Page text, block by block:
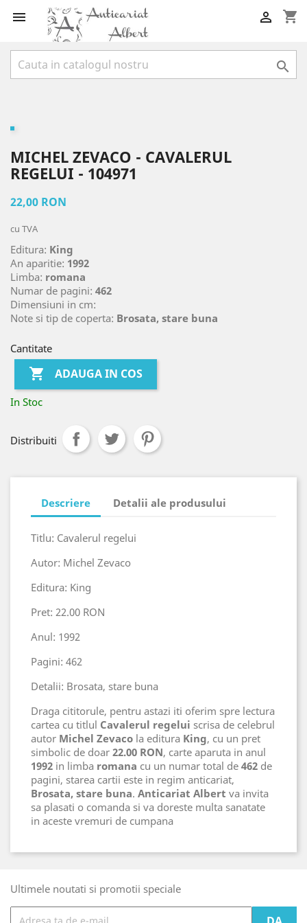
 shopping_cart


MICHEL ZEVACO - CAVALERUL
REGELUI - 104971
22,00 RON
cu TVA
Editura: King
An aparitie: 1992
Limba: romana
Numar de pagini: 462
Dimensiuni in cm:
Note si tip de coperta: Brosata, stare buna
Cantitate
 ADAUGA IN COS
In Stoc
Distribuiti
Descriere Detalii ale produsului
Titlu: Cavalerul regelui
Autor: Michel Zevaco
Editura: King
Pret: 22.00 RON
Anul: 1992
Pagini: 462
Detalii: Brosata, stare buna
Draga cititorule, pentru astazi iti oferim spre lectura
cartea cu titlul Cavalerul regelui scrisa de celebrul
autor Michel Zevaco la editura King, cu un pret
simbolic de doar 22.00 RON, carte aparuta in anul
1992 in limba romana cu un numar total de 462 de
pagini, starea cartii este in regim anticariat,
Brosata, stare buna. Anticariat Albert va invita
sa plasati o comanda si va doreste multa sanatate
in aceste vremuri de cumpana
Ultimele noutati si promotii speciale